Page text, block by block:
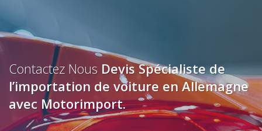
Contactez Nous Devis Spécialiste de
l’importation de voiture en Allemagne
avec Motorimport.